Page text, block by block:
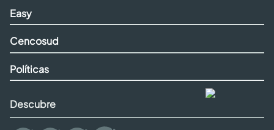
Easy
Cencosud
Políticas
Descubre